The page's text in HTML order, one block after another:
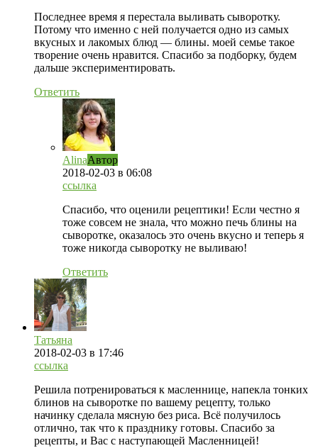
Последнее время я перестала выливать сыворотку.
Потому что именно с ней получается одно из самых
вкусных и лакомых блюд — блины. моей семье такое
творение очень нравится. Спасибо за подборку, будем
дальше экспериментировать.
Ответить
AlinaАвтор
2018-02-03 в 06:08
ссылка
Спасибо, что оценили рецептики! Если честно я
тоже совсем не знала, что можно печь блины на
сыворотке, оказалось это очень вкусно и теперь я
тоже никогда сыворотку не выливаю!
Ответить
Татьяна
2018-02-03 в 17:46
ссылка
Решила потренироваться к масленнице, напекла тонких
блинов на сыворотке по вашему рецепту, только
начинку сделала мясную без риса. Всё получилось
отлично, так что к празднику готовы. Спасибо за
рецепты, и Вас с наступающей Масленницей!